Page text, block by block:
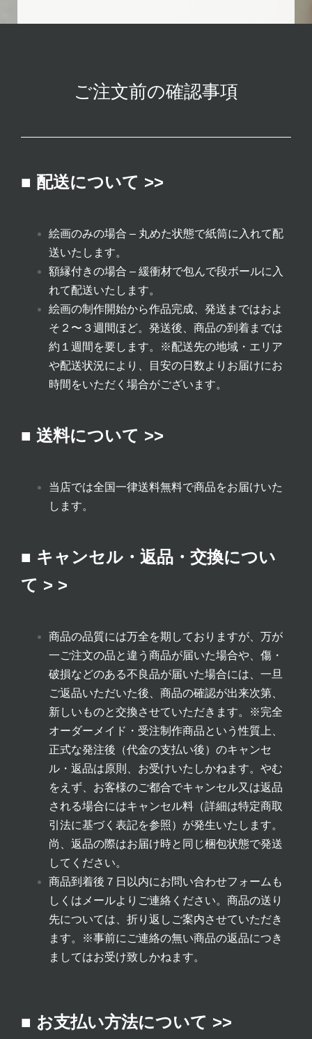
ご注文前の確認事項
■ 配送について >>
絵画のみの場合 – 丸めた状態で紙筒に入れて配
送いたします。
額縁付きの場合 – 緩衝材で包んで段ボールに入
れて配送いたします。
絵画の制作開始から作品完成、発送まではおよ
そ２〜３週間ほど。発送後、商品の到着までは
約１週間を要します。
※配送先の地域・エリア
や配送状況により、目安の日数よりお届けにお
時間をいただく場合がございます。
■ 送料について >>
当店では全国一律送料無料で商品をお届けいた
します。
■ キャンセル・返品・交換につい
て > >
商品の品質には万全を期しておりますが、万が
一ご注文の品と違う商品が届いた場合や、傷・
破損などのある不良品が届いた場合には、一旦
ご返品いただいた後、商品の確認が出来次第、
新しいものと交換させていただきます。
※完全
オーダーメイド・受注制作商品という性質上、
正式な発注後（代金の支払い後）のキャンセ
ル・返品は原則、お受けいたしかねます。やむ
をえず、お客様のご都合でキャンセル又は返品
される場合にはキャンセル料（詳細は特定商取
引法に基づく表記を参照）が発生いたします。
尚、返品の際はお届け時と同じ梱包状態で発送
してください。
商品到着後７日以内にお問い合わせフォームも
しくはメールよりご連絡ください。商品の送り
先については、折り返しご案内させていただき
ます。
※事前にご連絡の無い商品の返品につき
ましてはお受け致しかねます。
■ お支払い方法について >>